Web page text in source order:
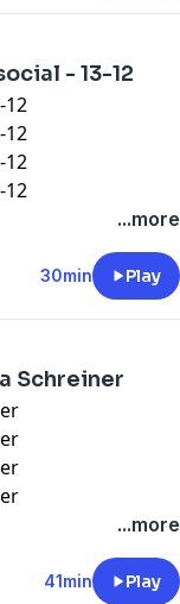
- 13-12
12
12
12
12
...more
30min Play
Schreiner
...more
41min Play